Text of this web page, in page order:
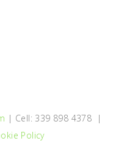
| Cell: 339 898 4378 |
Policy